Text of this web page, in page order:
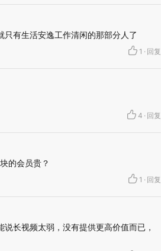
有生活安逸工作清闲的那部分人了
1 · 回复
4 · 回复
的会员贵？
1 · 回复
长视频太弱，没有提供更高价值而已，